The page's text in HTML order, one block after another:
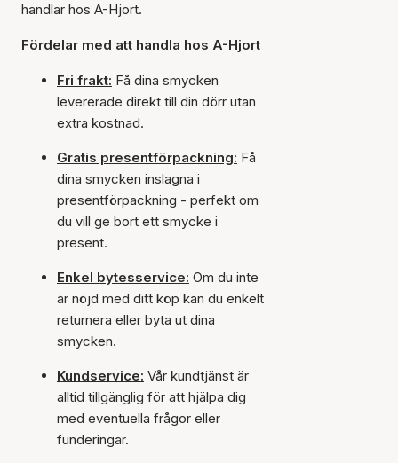
handlar hos A-Hjort.
Fördelar med att handla hos A-Hjort
Fri frakt: Få dina smycken
levererade direkt till din dörr utan
extra kostnad.
Gratis presentförpackning: Få
dina smycken inslagna i
presentförpackning - perfekt om
du vill ge bort ett smycke i
present.
Enkel bytesservice: Om du inte
är nöjd med ditt köp kan du enkelt
returnera eller byta ut dina
smycken.
Kundservice: Vår kundtjänst är
alltid tillgänglig för att hjälpa dig
med eventuella frågor eller
funderingar.